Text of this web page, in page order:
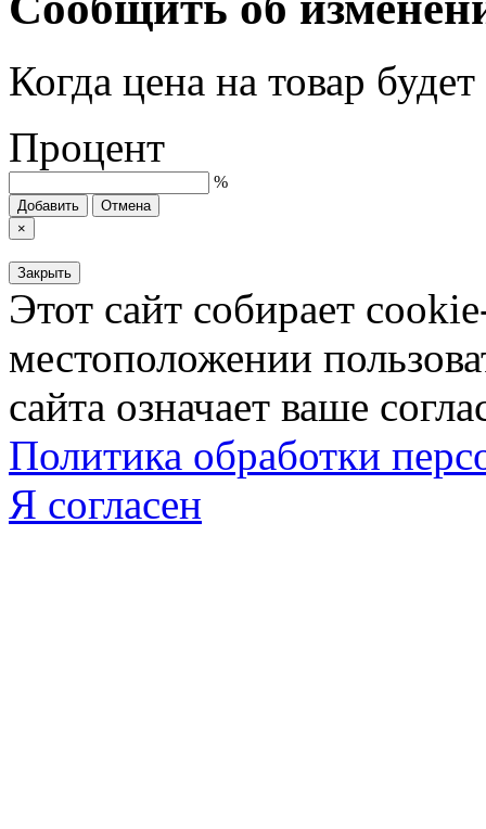
Когда цена на товар
Процент
%
Добавить
Отмена
×
Закрыть
Этот сайт собирает
местоположении
сайта означает ваше
Политика обработки
Я согласен